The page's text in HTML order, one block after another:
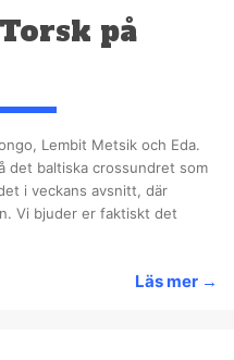
på
Lembit Metsik och Eda.
det baltiska crossundret som
i veckans avsnitt, där
Vi bjuder er faktiskt det
Läs mer →